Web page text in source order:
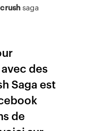
crushsaga
des
Saga est
de